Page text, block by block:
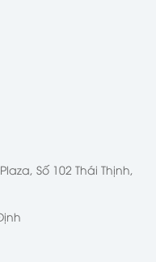
Số 102 Thái Thịnh,